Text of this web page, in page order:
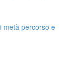
metà percorso e